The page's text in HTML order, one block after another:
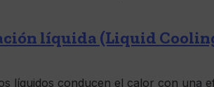
líquida (Liquid
líquidos conducen el calor con una